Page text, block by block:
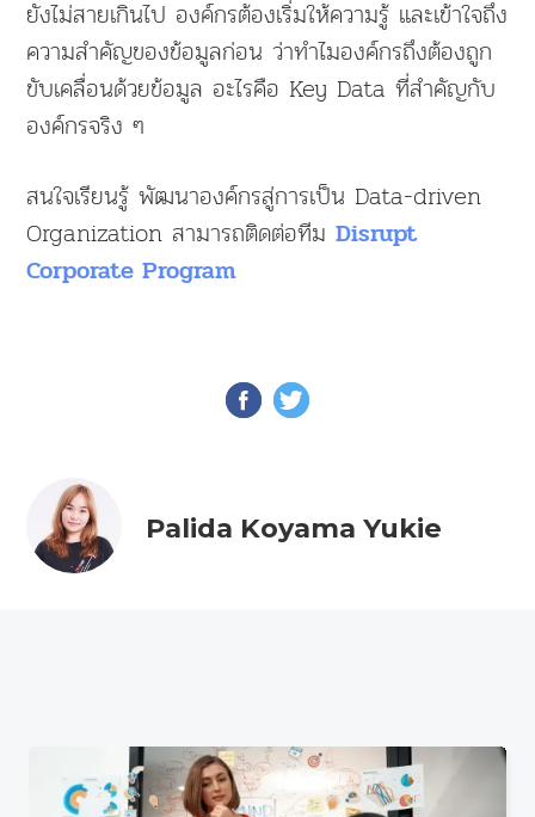
ยังไม่สายเกินไป องค์กรต้องเริ่มให้ความรู้ และเข้าใจถึง
ความสำคัญของข้อมูลก่อน ว่าทำไมองค์กรถึงต้องถูก
ขับเคลื่อนด้วยข้อมูล อะไรคือ Key Data ที่สำคัญกับ
องค์กรจริง ๆ
สนใจเรียนรู้ พัฒนาองค์กรสู่การเป็น Data-driven
Organization สามารถติดต่อทีมDisrupt
Corporate Program
Palida Koyama Yukie